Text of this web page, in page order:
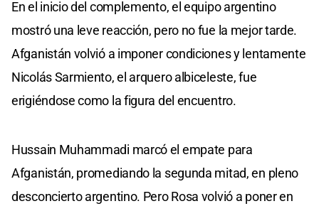
En el inicio del complemento, el equipo argentino
mostró una leve reacción, pero no fue la mejor tarde.
Afganistán volvió a imponer condiciones y lentamente
Nicolás Sarmiento, el arquero albiceleste, fue
erigiéndose como la figura del encuentro.
Hussain Muhammadi marcó el empate para
Afganistán, promediando la segunda mitad, en pleno
desconcierto argentino. Pero Rosa volvió a poner en